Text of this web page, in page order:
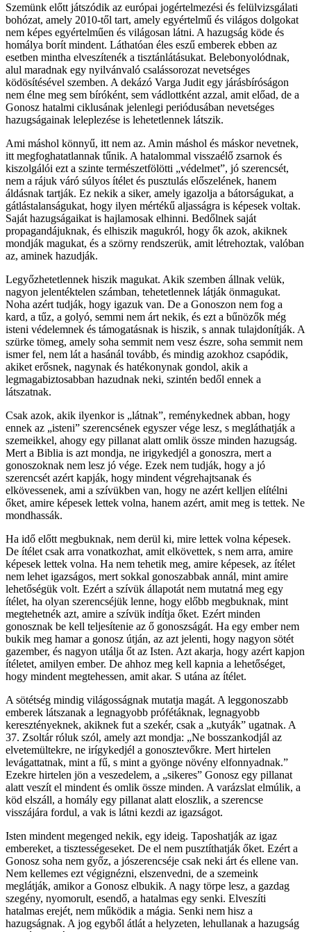
Szemünk előtt játszódik az európai jogértelmezési és felülvizsgálati
bohózat, amely 2010-től tart, amely egyértelmű és világos dolgokat
nem képes egyértelműen és világosan látni. A hazugság köde és
homálya borít mindent. Láthatóan éles eszű emberek ebben az
esetben mintha elveszítenék a tisztánlátásukat. Belebonyolódnak,
alul maradnak egy nyilvánvaló csalássorozat nevetséges
ködösítésével szemben. A dekázó Varga Judit egy járásbíróságon
nem élne meg sem bíróként, sem vádlottként azzal, amit előad, de a
Gonosz hatalmi ciklusának jelenlegi periódusában nevetséges
hazugságainak leleplezése is lehetetlennek látszik.
Ami máshol könnyű, itt nem az. Amin máshol és máskor nevetnek,
itt megfoghatatlannak tűnik. A hatalommal visszaélő zsarnok és
kiszolgálói ezt a szinte természetfölötti „védelmet”, jó szerencsét,
nem a rájuk váró súlyos ítélet és pusztulás előszelének, hanem
áldásnak tartják. Ez nekik a siker, amely igazolja a bátorságukat, a
gátlástalanságukat, hogy ilyen mértékű aljasságra is képesek voltak.
Saját hazugságaikat is hajlamosak elhinni. Bedőlnek saját
propagandájuknak, és elhiszik magukról, hogy ők azok, akiknek
mondják magukat, és a szörny rendszerük, amit létrehoztak, valóban
az, aminek hazudják.
Legyőzhetetlennek hiszik magukat. Akik szemben állnak velük,
nagyon jelentéktelen számban, tehetetlennek látják önmagukat.
Noha azért tudják, hogy igazuk van. De a Gonoszon nem fog a
kard, a tűz, a golyó, semmi nem árt nekik, és ezt a bűnözők még
isteni védelemnek és támogatásnak is hiszik, s annak tulajdonítják. A
szürke tömeg, amely soha semmit nem vesz észre, soha semmit nem
ismer fel, nem lát a hasánál tovább, és mindig azokhoz csapódik,
akiket erősnek, nagynak és hatékonynak gondol, akik a
legmagabiztosabban hazudnak neki, szintén bedől ennek a
látszatnak.
Csak azok, akik ilyenkor is „látnak”, reménykednek abban, hogy
ennek az „isteni” szerencsének egyszer vége lesz, s megláthatják a
szemeikkel, ahogy egy pillanat alatt omlik össze minden hazugság.
Mert a Biblia is azt mondja, ne irigykedjél a gonoszra, mert a
gonoszoknak nem lesz jó vége. Ezek nem tudják, hogy a jó
szerencsét azért kapják, hogy mindent végrehajtsanak és
elkövessenek, ami a szívükben van, hogy ne azért kelljen elítélni
őket, amire képesek lettek volna, hanem azért, amit meg is tettek. Ne
mondhassák.
Ha idő előtt megbuknak, nem derül ki, mire lettek volna képesek.
De ítélet csak arra vonatkozhat, amit elkövettek, s nem arra, amire
képesek lettek volna. Ha nem tehetik meg, amire képesek, az ítélet
nem lehet igazságos, mert sokkal gonoszabbak annál, mint amire
lehetőségük volt. Ezért a szívük állapotát nem mutatná meg egy
ítélet, ha olyan szerencséjük lenne, hogy előbb megbuknak, mint
megtehetnék azt, amire a szívük indítja őket. Ezért minden
gonosznak be kell teljesítenie az ő gonoszságát. Ha egy ember nem
bukik meg hamar a gonosz útján, az azt jelenti, hogy nagyon sötét
gazember, és nagyon utálja őt az Isten. Azt akarja, hogy azért kapjon
ítéletet, amilyen ember. De ahhoz meg kell kapnia a lehetőséget,
hogy mindent megtehessen, amit akar. S utána az ítélet.
A sötétség mindig világosságnak mutatja magát. A leggonoszabb
emberek látszanak a legnagyobb prófétáknak, legnagyobb
keresztényeknek, akiknek fut a szekér, csak a „kutyák” ugatnak. A
37. Zsoltár róluk szól, amely azt mondja: „Ne bosszankodjál az
elvetemültekre, ne irígykedjél a gonosztevőkre. Mert hirtelen
levágattatnak, mint a fű, s mint a gyönge növény elfonnyadnak.”
Ezekre hirtelen jön a veszedelem, a „sikeres” Gonosz egy pillanat
alatt veszít el mindent és omlik össze minden. A varázslat elmúlik, a
köd elszáll, a homály egy pillanat alatt eloszlik, a szerencse
visszájára fordul, a vak is látni kezdi az igazságot.
Isten mindent megenged nekik, egy ideig. Taposhatják az igaz
embereket, a tisztességeseket. De el nem pusztíthatják őket. Ezért a
Gonosz soha nem győz, a jószerencséje csak neki árt és ellene van.
Nem kellemes ezt végignézni, elszenvedni, de a szemeink
meglátják, amikor a Gonosz elbukik. A nagy törpe lesz, a gazdag
szegény, nyomorult, esendő, a hatalmas egy senki. Elveszíti
hatalmas erejét, nem működik a mágia. Senki nem hisz a
hazugságnak. A jog egyből átlát a helyzeten, lehullanak a hazugság